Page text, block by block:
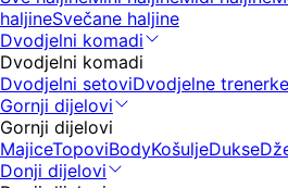
haljineSvečane haljine
Dvodjelni komadi
Dvodjelni komadi
Dvodjelni setoviDvodjelne trenerke
Gornji dijelovi
Gornji dijelovi
MajiceTopoviBodyKošuljeDukse
Donji dijelovi